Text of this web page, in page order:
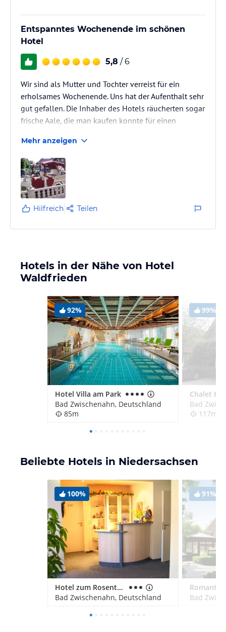
Entspanntes Wochenende im schönen
Hotel
5,8 / 6
Wir sind als Mutter und Tochter verreist für ein
erholsames Wochenende. Uns hat der Aufenthalt sehr
gut gefallen. Die Inhaber des Hotels räucherten sogar
frische Aale, die man kaufen konnte für einen
Inhaberfamilie eine Rundfahrt mit einem speziellen
Gefährt angeboten. (APE) . Massage und sonstige
Anwendungen wurden auch geboten. Alles in Allem
super!
Mehr anzeigen
Hilfreich Teilen
Hotels in der Nähe von Hotel
Waldfrieden
92%
Hotel Villa am Park
Bad Zwischenahn, Deutschland
85m
99%
Chalet
Bad
117m
Beliebte Hotels in Niedersachsen
100%
Hotel zum Rosenteich
Bad Zwischenahn, Deutschland
91%
Bad